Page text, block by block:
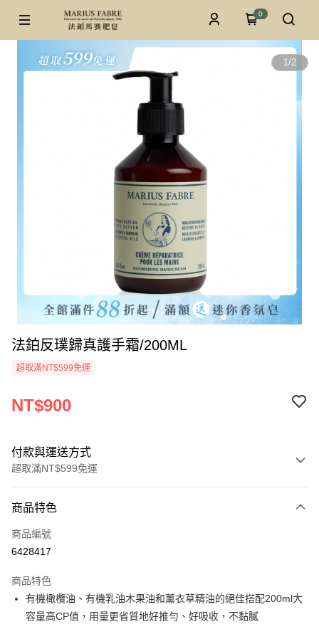
0
1/2
法鉑反璞歸真護手霜/200ML
超取滿NT$599免運
NT$900
付款與運送方式
超取滿NT$599免運
信用卡一次付款
超商取貨付款
Apple Pay
悠遊付
商品特色
商品編號
6428417
商品特色
有機橄欖油、有機乳油木果油和薰衣草精油的絕佳搭配200ml大
容量高CP值，用量更省質地好推勻、好吸收，不黏膩